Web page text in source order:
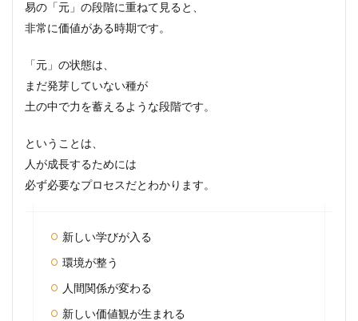
易の「元」の段階に重ねて見ると、
非常に価値がある時期です。
「元」の状態は、
まだ発芽していない種が
土の中で力を蓄えるような段階です。
ということは、
人が成長するためには
必ず必要なプロセスだとわかります。
新しい学びが入る
環境が整う
人間関係が変わる
新しい価値観が生まれる